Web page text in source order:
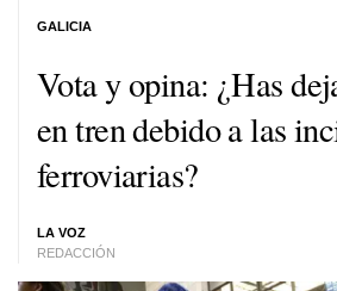
Vota y opina: ¿Has
en tren debido a las
ferroviarias?
LA VOZ
REDACCIÓN
GALICIA